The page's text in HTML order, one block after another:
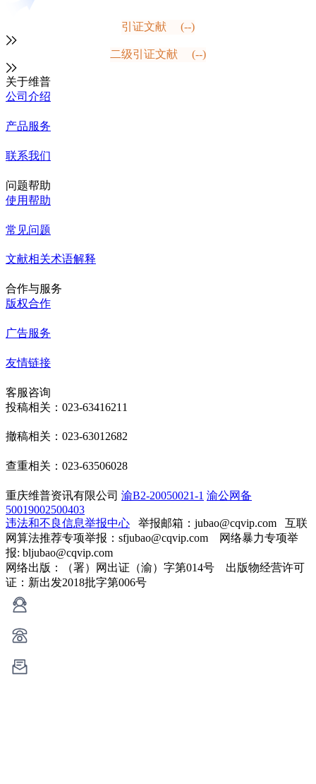
引证文献 (--)
二级引证文献 (--)
关于维普
公司介绍
产品服务
联系我们
问题帮助
使用帮助
常见问题
文献相关术语解释
合作与服务
版权合作
广告服务
友情链接
客服咨询
投稿相关：023-63416211
撤稿相关：023-63012682
查重相关：023-63506028
重庆维普资讯有限公司 渝B2-20050021-1 渝公网备
50019002500403
违法和不良信息举报中心 举报邮箱：jubao@cqvip.com 互联
网算法推荐专项举报：sfjubao@cqvip.com 网络暴力专项举
报: bljubao@cqvip.com
网络出版：（署）网出证（渝）字第014号 出版物经营许可
证：新出发2018批字第006号